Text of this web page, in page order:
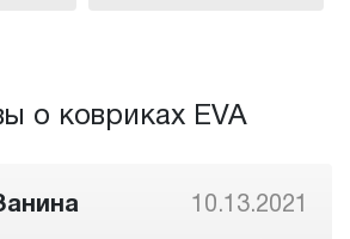
о ковриках EVA
10.13.2021